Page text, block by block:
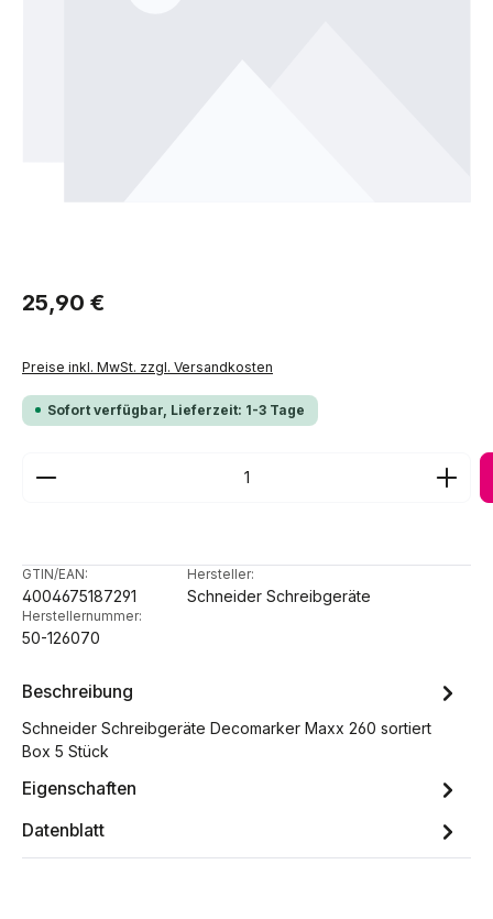
Regulärer Preis:
25,90 €
Preise inkl. MwSt. zzgl. Versandkosten
Sofort verfügbar, Lieferzeit: 1-3 Tage
Produkt Anzahl: Gib den gewünschten Wert ein
GTIN/EAN:
4004675187291
Hersteller:
Schneider Schreibgeräte
Herstellernummer:
50-126070
Beschreibung
Schneider Schreibgeräte Decomarker Maxx 260 sortiert
Box 5 Stück
Eigenschaften
Datenblatt